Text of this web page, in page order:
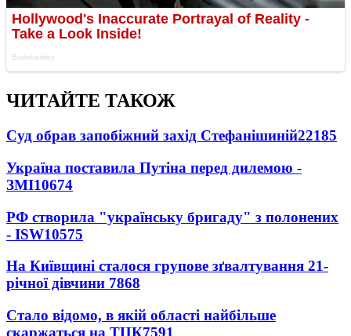
ЧИТАЙТЕ ТАКОЖ
Суд обрав запобіжний захід Стефанішиній22185
Україна поставила Путіна перед дилемою -
ЗМІ10674
РФ створила "українську бригаду" з полонених
- ISW10575
На Київщині сталося групове зґвалтування 21-
річної дівчини 7868
Стало відомо, в якій області найбільше
скаржаться на ТЦК7591